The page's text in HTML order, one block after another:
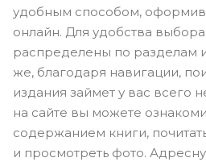
удобным способом,
онлайн. Для удобства
распределены по разделам
же, благодаря навигации,
издания займет у вас всего
на сайте вы можете
содержанием книги,
и просмотреть фото.